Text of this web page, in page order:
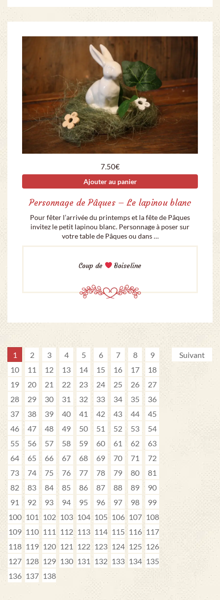
7.50€
Ajouter au panier
Personnage de Pâques – Le lapinou blanc
Pour fêter l’arrivée du printemps et la fête de Pâques
invitez le petit lapinou blanc. Personnage à poser sur
votre table de Pâques ou dans …
Coup de Boiseline
1 2 3 4 5 6 7 8
9
10
11 12 13 14 15 16 17
18
19
20 21 22 23 24 25 26
27
28
29 30 31 32 33 34 35
36
37
38 39 40 41 42 43 44
45
46
47 48 49 50 51 52 53
54
55
56 57 58 59 60 61 62
63
64
65 66 67 68 69 70 71
72
73
74 75 76 77 78 79 80
81
82
83 84 85 86 87 88 89
90
91
92 93 94 95 96 97 98
99
100 101 102 103 104 105 106 107 108
109 110 111 112 113 114 115 116 117
118 119 120 121 122 123 124 125 126
127 128 129 130 131 132 133 134 135
136 137 138
Suivant